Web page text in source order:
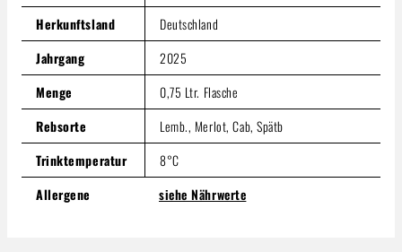
Herkunftsland
Deutschland
Jahrgang
2025
Menge
0,75 Ltr. Flasche
Rebsorte
Lemb., Merlot, Cab, Spätb
Trinktemperatur
8°C
Allergene
siehe Nährwerte